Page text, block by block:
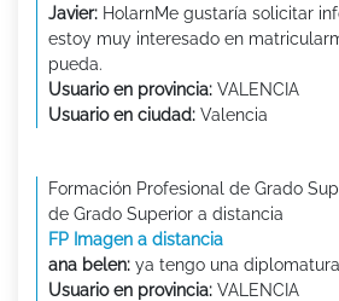
Javier: HolarnMe gustaría solicitar
estoy muy interesado en
pueda.
Usuario en provincia: VALENCIA
Usuario en ciudad: Valencia
Formación Profesional de Grado
de Grado Superior a distancia
FP Imagen a distancia
ana belen: ya tengo una diplomatura
Usuario en provincia: VALENCIA